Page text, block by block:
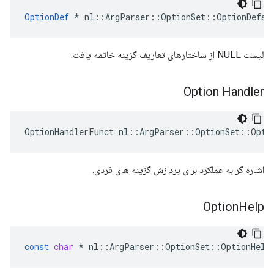
OptionDef * nl::ArgParser::OptionSet::OptionDefs
لیست NULL از ساختارهای تعاریف گزینه خاتمه یافت.
Option Handler
OptionHandlerFunct
اشاره گر به عملکرد برای پردازش گزینه های فردی.
OptionHelp
const char * nl ::ArgParser ::OptionSet ::OptionHelp